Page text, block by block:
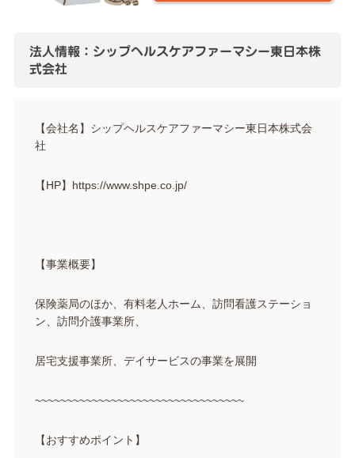
法人情報：シップヘルスケアファーマシー東日本株
式会社
【会社名】シップヘルスケアファーマシー東日本株式会
社
【HP】https://www.shpe.co.jp/
【事業概要】
保険薬局のほか、有料老人ホーム、訪問看護ステーショ
ン、訪問介護事業所、
居宅支援事業所、デイサービスの事業を展開
~~~~~~~~~~~~~~~~~~~~~~~~~~~~~~~~~
【おすすめポイント】